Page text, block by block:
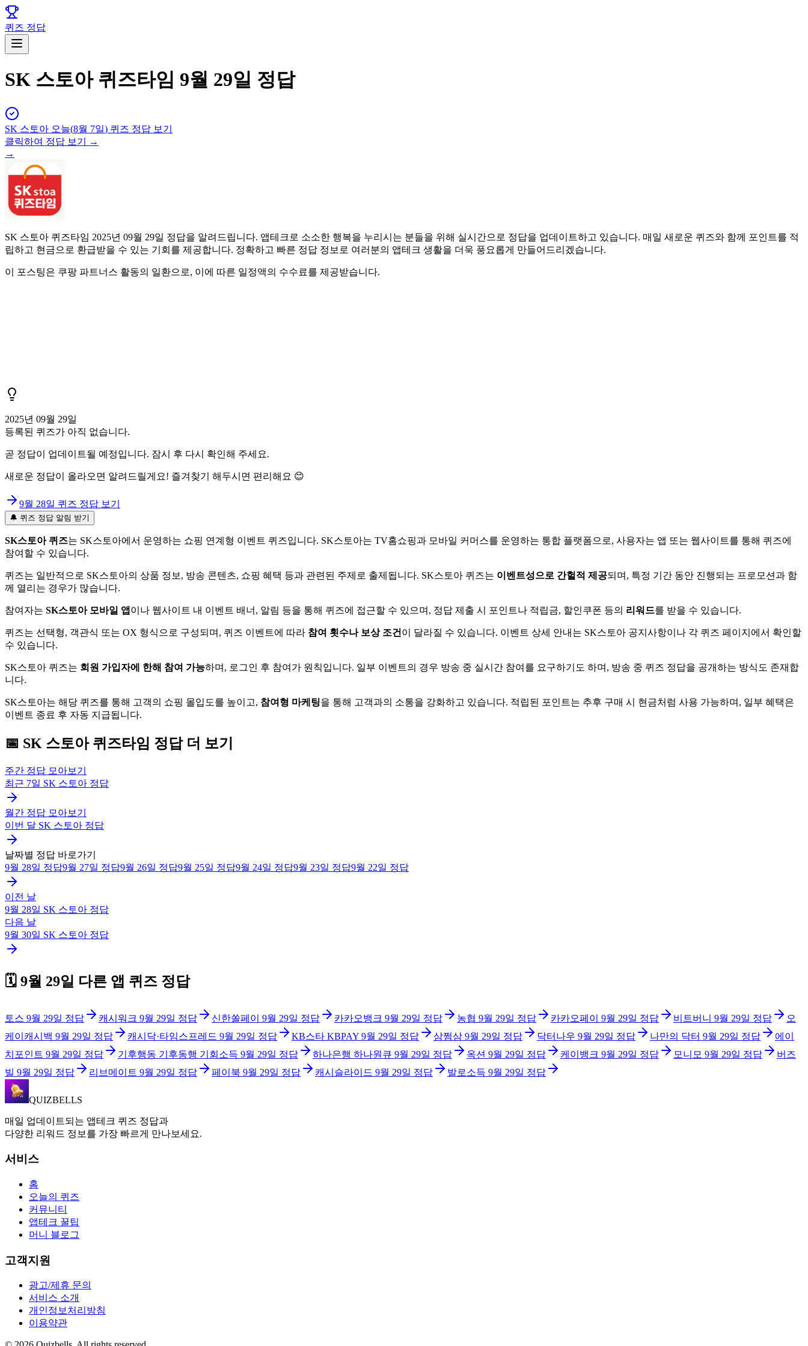
퀴즈 정답
SK 스토아 퀴즈타임 9월 29일 정답
SK 스토아 오늘(8월 7일) 퀴즈 정답 보기
클릭하여 정답 보기 →
→
SK 스토아 퀴즈타임 2025년 09월 29일 정답을 알려드립니다. 앱테크로 소소한 행복을 누리시는 분들을 위해 실시간으로 정답을 업데이트하고 있습니다. 매일 새로운 퀴즈와 함께 포인트를 적
립하고 현금으로 환급받을 수 있는 기회를 제공합니다. 정확하고 빠른 정답 정보로 여러분의 앱테크 생활을 더욱 풍요롭게 만들어드리겠습니다.
이 포스팅은 쿠팡 파트너스 활동의 일환으로, 이에 따른 일정액의 수수료를 제공받습니다.
2025년 09월 29일
등록된 퀴즈가 아직 없습니다.
곧 정답이 업데이트될 예정입니다. 잠시 후 다시 확인해 주세요.
새로운 정답이 올라오면 알려드릴게요! 즐겨찾기 해두시면 편리해요 😊
9월 28일 퀴즈 정답 보기
🔔 퀴즈 정답 알림 받기
SK스토아 퀴즈는 SK스토아에서 운영하는 쇼핑 연계형 이벤트 퀴즈입니다. SK스토아는 TV홈쇼핑과 모바일 커머스를 운영하는 통합 플랫폼으로, 사용자는 앱 또는 웹사이트를 통해 퀴즈에
참여할 수 있습니다.
퀴즈는 일반적으로 SK스토아의 상품 정보, 방송 콘텐츠, 쇼핑 혜택 등과 관련된 주제로 출제됩니다. SK스토아 퀴즈는 이벤트성으로 간헐적 제공되며, 특정 기간 동안 진행되는 프로모션과 함
께 열리는 경우가 많습니다.
참여자는 SK스토아 모바일 앱 이나 웹사이트 내 이벤트 배너, 알림 등을 통해 퀴즈에 접근할 수 있으며, 정답 제출 시 포인트나 적립금, 할인쿠폰 등의 리워드를 받을 수 있습니다.
퀴즈는 선택형, 객관식 또는 OX 형식으로 구성되며, 퀴즈 이벤트에 따라 참여 횟수나 보상 조건 이 달라질 수 있습니다. 이벤트 상세 안내는 SK스토아 공지사항이나 각 퀴즈 페이지에서 확인할
수 있습니다.
SK스토아 퀴즈는 회원 가입자에 한해 참여 가능하며, 로그인 후 참여가 원칙입니다. 일부 이벤트의 경우 방송 중 실시간 참여를 요구하기도 하며, 방송 중 퀴즈 정답을 공개하는 방식도 존재합
니다.
SK스토아는 해당 퀴즈를 통해 고객의 쇼핑 몰입도를 높이고, 참여형 마케팅을 통해 고객과의 소통을 강화하고 있습니다. 적립된 포인트는 추후 구매 시 현금처럼 사용 가능하며, 일부 혜택은
이벤트 종료 후 자동 지급됩니다.
📅 SK 스토아 퀴즈타임 정답 더 보기
주간 정답 모아보기
최근 7일 SK 스토아 정답
월간 정답 모아보기
이번 달 SK 스토아 정답
날짜별 정답 바로가기
9월 28일 정답9월 27일 정답9월 26일 정답9월 25일 정답9월 24일 정답9월 23일 정답9월 22일 정답
이전 날
9월 28일 SK 스토아 정답
다음 날
9월 30일 SK 스토아 정답
🗓️ 9월 29일 다른 앱 퀴즈 정답
토스 9월 29일 정답 캐시워크 9월 29일 정답 신한쏠페이 9월 29일 정답 카카오뱅크 9월 29일 정답 농협 9월 29일 정답 카카오페이 9월 29일 정답 비트버니 9월 29일 정답
오
케이캐시백 9월 29일 정답 캐시닥·타임스프레드 9월 29일 정답 KB스타 KBPAY 9월 29일 정답 삼쩜삼 9월 29일 정답 닥터나우 9월 29일 정답 나만의 닥터 9월 29일 정답
에이
치포인트 9월 29일 정답 기후행동 기후동행 기회소득 9월 29일 정답 하나은행 하나원큐 9월 29일 정답 옥션 9월 29일 정답 케이뱅크 9월 29일 정답 모니모 9월 29일 정답
버즈
빌 9월 29일 정답 리브메이트 9월 29일 정답 페이북 9월 29일 정답 캐시슬라이드 9월 29일 정답 발로소득 9월 29일 정답
QUIZBELLS
매일 업데이트되는 앱테크 퀴즈 정답과
다양한 리워드 정보를 가장 빠르게 만나보세요.
서비스
홈
오늘의 퀴즈
커뮤니티
앱테크 꿀팁
머니 블로그
고객지원
광고/제휴 문의
서비스 소개
개인정보처리방침
이용약관